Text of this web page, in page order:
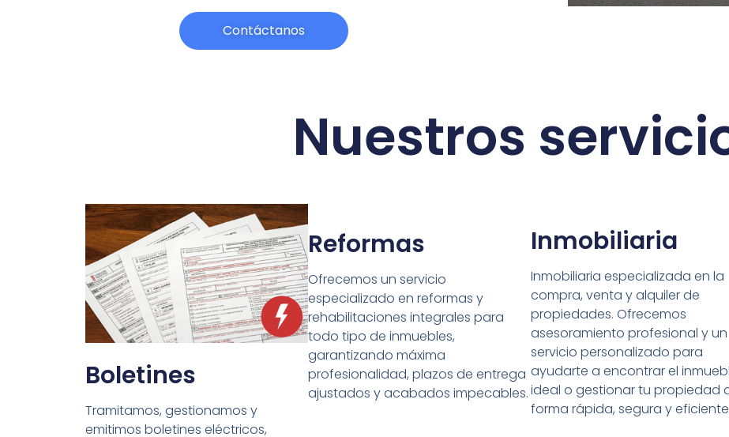
Contáctanos
Nuestros
Boletines
Tramitamos, gestionamos y
emitimos boletines eléctricos,
Reformas
Ofrecemos un servicio
especializado en reformas y
rehabilitaciones integrales para
todo tipo de inmuebles,
garantizando máxima
profesionalidad, plazos de entrega
ajustados y acabados impecables.
Inmobiliaria
Inmobiliaria especializada en la
compra, venta y alquiler de
propiedades. Ofrecemos
asesoramiento profesional y un
servicio personalizado para
ayudarte a encontrar el
ideal o gestionar tu propiedad
forma rápida, segura y